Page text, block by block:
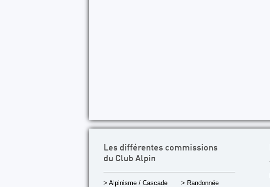
Les différentes commissions
du Club Alpin
> Alpinisme / Cascade
> Randonnée